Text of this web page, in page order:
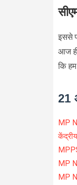
इससे
आज
कि
21
MP
केंद्रीय
MP
MP